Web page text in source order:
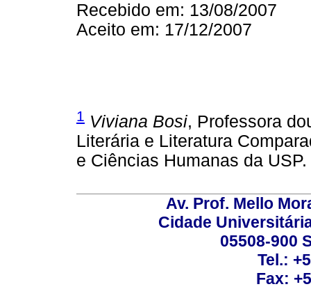
Recebido em: 13/08/2007
Aceito em: 17/12/2007
1 Viviana Bosi, Professora
Literária e Literatura
e Ciências Humanas da
Av. Prof. Mello
Cidade
05508-900
Tel.:
Fax: